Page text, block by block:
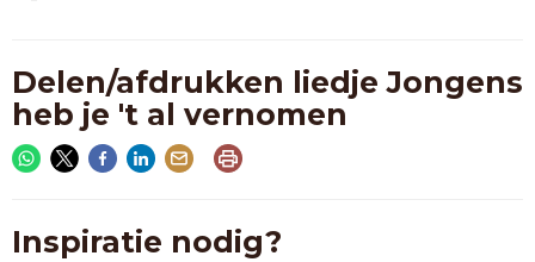
Delen/afdrukken liedje Jongens
heb je 't al vernomen
Inspiratie nodig?